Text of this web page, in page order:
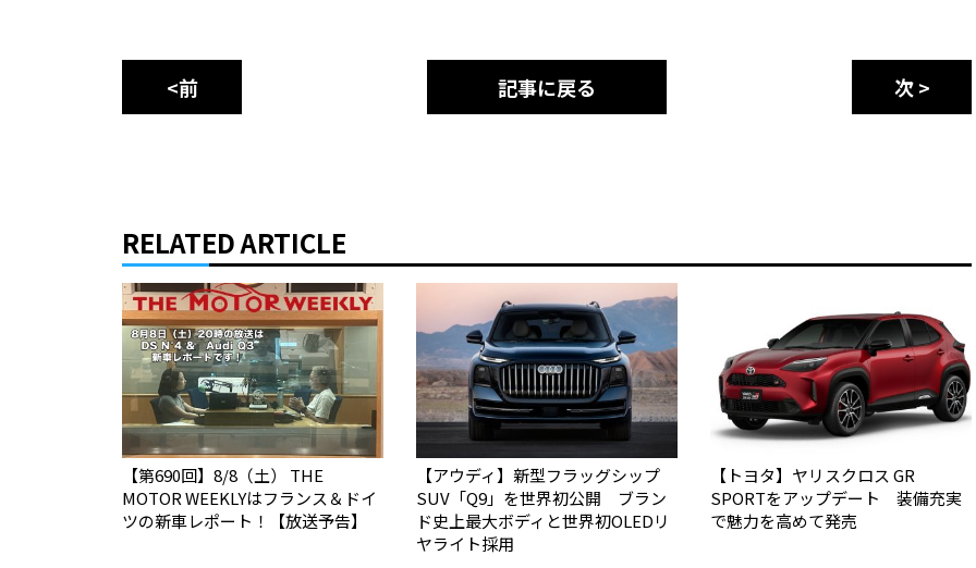
<前 記事に戻る 次 >
RELATED ARTICLE
【第690回】8/8（土） THE
MOTOR WEEKLYはフランス＆ドイ
ツの新車レポート！【放送予告】
【アウディ】新型フラッグシップ
SUV「Q9」を世界初公開 ブラン
ド史上最大ボディと世界初OLEDリ
ヤライト採用
【トヨタ】ヤリスクロス GR
SPORTをアップデート 装備充実
で魅力を高めて発売